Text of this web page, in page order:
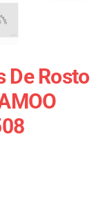
De Rosto